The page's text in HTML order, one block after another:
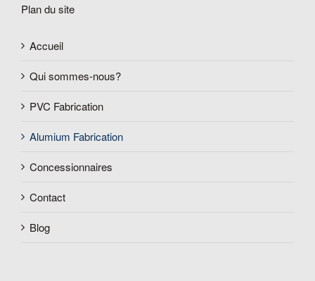
Plan du site
Accueil
Qui sommes-nous?
PVC Fabrication
Alumium Fabrication
Concessionnaires
Contact
Blog